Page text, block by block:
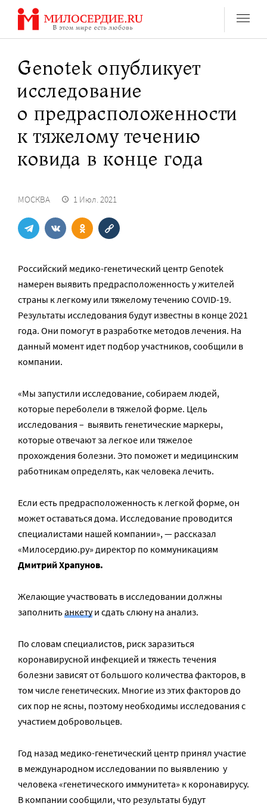
Перейти
содержанию
Genotek опубликует
исследование
о предрасположенности
к тяжелому течению
ковида в конце года
МОСКВА 1 Июл. 2021
Российский медико-генетический центр Genotek
намерен выявить предрасположенность у жителей
страны к легкому или тяжелому течению COVID-19.
Результаты исследования будут известны в конце 2021
года. Они помогут в разработке методов лечения. На
данный момент идет подбор участников, сообщили в
компании.
«Мы запустили исследование, собираем людей,
которые переболели в тяжелой форме. Цель
исследования – выявить генетические маркеры,
которые отвечают за легкое или тяжелое
прохождения болезни. Это поможет и медицинским
работникам определять, как человека лечить.
Если есть предрасположенность к легкой форме, он
может оставаться дома. Исследование проводится
специалистами нашей компании», — рассказал
«Милосердию.ру» директор по коммуникациям
Дмитрий Храпунов.
Желающие участвовать в исследовании должны
заполнитьанкетуи сдать слюну на анализ.
По словам специалистов, риск заразиться
коронавирусной инфекцией и тяжесть течения
болезни зависят от большого количества факторов, в
том числе генетических. Многие из этих факторов до
сих пор не ясны, поэтому необходимы исследования с
участием добровольцев.
Год назад медико-генетический центр принял участие
в международном исследовании по выявлению у
человека «генетического иммунитета» к коронавирусу.
В компании сообщили, что результаты будут